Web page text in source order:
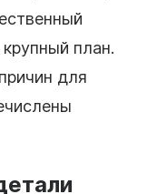
план.
для